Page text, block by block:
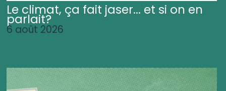
Le climat, ça fait jaser... et si on en
parlait?
6 août 2026